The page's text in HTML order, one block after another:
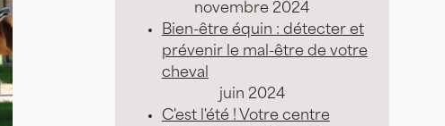
novembre 2024
Bien-être équin : détecter et
prévenir le mal-être de votre
cheval
juin 2024
C'est l'été ! Votre centre